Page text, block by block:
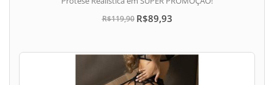
R$119,90 R$89,93